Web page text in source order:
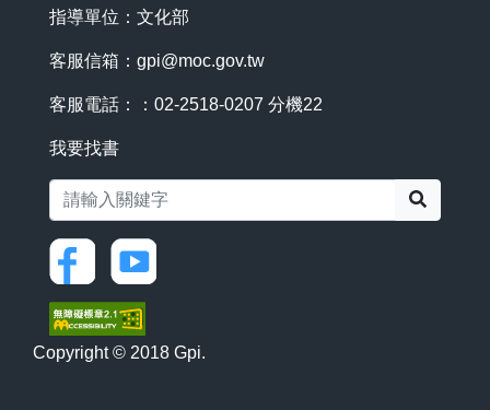
指導單位：文化部
客服信箱： gpi@moc.gov.tw
客服電話：：02-2518-0207 分機22
我要找書
Copyright © 2018 Gpi.